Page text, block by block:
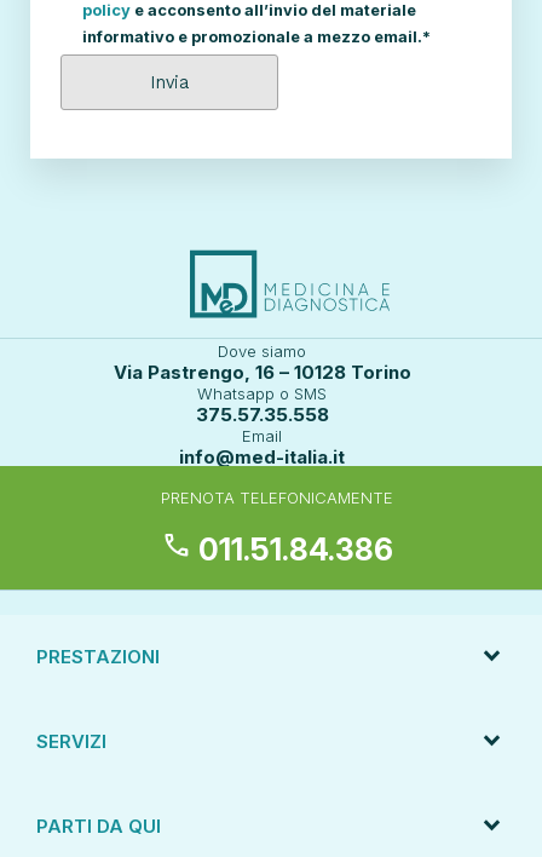
policy e acconsento all’invio del materiale
informativo e promozionale a mezzo email.*
Dove siamo
Via Pastrengo, 16 – 10128 Torino
Whatsapp o SMS
375.57.35.558
Email
info@med-italia.it
PRENOTA TELEFONICAMENTE
call 011.51.84.386
PRESTAZIONI
SERVIZI
PARTI DA QUI